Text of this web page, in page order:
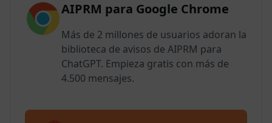
AIPRM para Google Chrome
Más de 2 millones de usuarios adoran la
biblioteca de avisos de AIPRM para
ChatGPT. Empieza gratis con más de
4.500 mensajes.